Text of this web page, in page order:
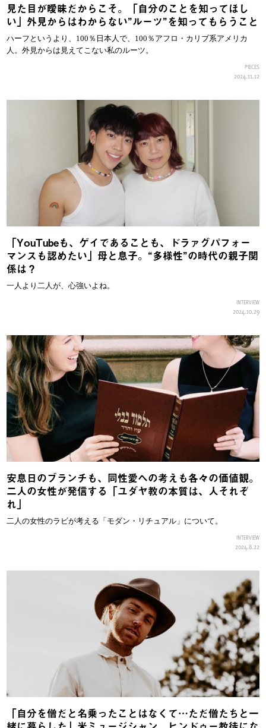
見た目が曖昧だからこそ。「自分のことを知ってほし
い」外見からはわからない”ルーツ”を知ってもらうこと
ハーフというより、100％日本人で、100％アフロ・カリブ系アメリカ
人。外見からは見えてこない私のルーツ。
PIECES
2024.11.12
「YouTubeも、ゲイであることも、ドラァグパフォー
マンスも認めたい」母と息子。“多様性”の時代の親子関
係は？
一人より二人が、心強いよね。
INTERVIEW
2024.10.29
安息日のブランチも、同性愛への考えも各々の価値観。
二人の女性が発信する「ユダヤ教の本質は、人それぞ
れ」
二人の女性のラビが考える「モダン・リチュアル」について。
INTERVIEW
2024.8.22
「自分を僧だと名乗ったことはなくて…ただ僧たちと一